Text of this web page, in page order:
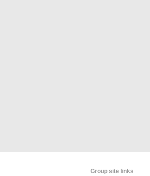
Group site links